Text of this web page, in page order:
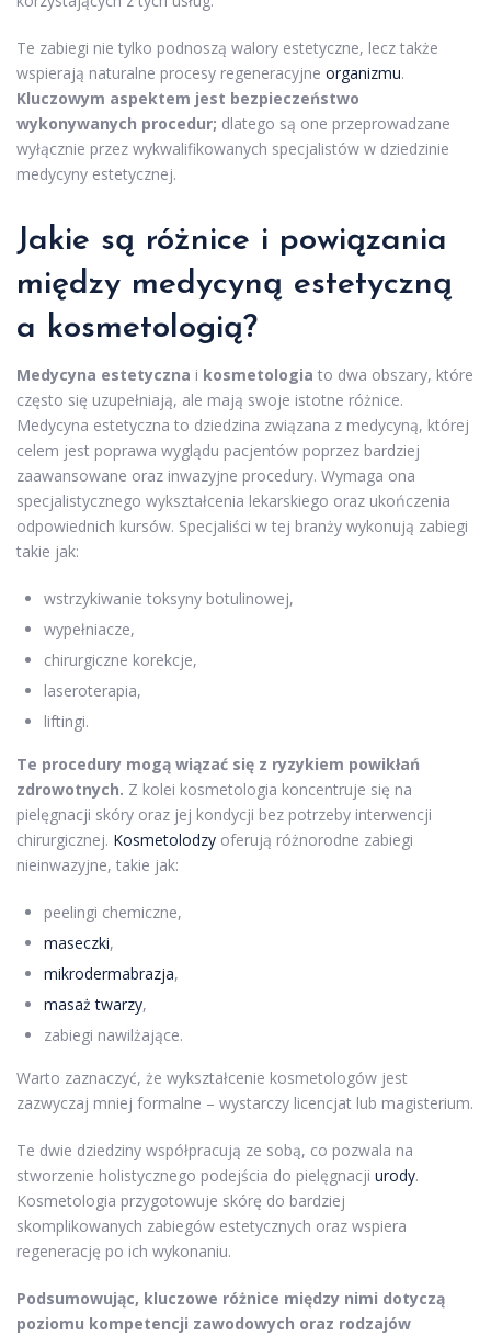
Te zabiegi nie tylko podnoszą walory estetyczne, lecz także
wspierają naturalne procesy regeneracyjne organizmu.
Kluczowym aspektem jest bezpieczeństwo
wykonywanych procedur; dlatego są one przeprowadzane
wyłącznie przez wykwalifikowanych specjalistów w dziedzinie
medycyny estetycznej.
Jakie są różnice i powiązania
między medycyną estetyczną
a kosmetologią?
Medycyna estetyczna i kosmetologia to dwa obszary, które
często się uzupełniają, ale mają swoje istotne różnice.
Medycyna estetyczna to dziedzina związana z medycyną, której
celem jest poprawa wyglądu pacjentów poprzez bardziej
zaawansowane oraz inwazyjne procedury. Wymaga ona
specjalistycznego wykształcenia lekarskiego oraz ukończenia
odpowiednich kursów. Specjaliści w tej branży wykonują zabiegi
takie jak:
wstrzykiwanie toksyny botulinowej,
wypełniacze,
chirurgiczne korekcje,
laseroterapia,
liftingi.
Te procedury mogą wiązać się z ryzykiem powikłań
zdrowotnych. Z kolei kosmetologia koncentruje się na
pielęgnacji skóry oraz jej kondycji bez potrzeby interwencji
chirurgicznej. Kosmetolodzy oferują różnorodne zabiegi
nieinwazyjne, takie jak:
peelingi chemiczne,
maseczki,
mikrodermabrazja,
masaż twarzy,
zabiegi nawilżające.
Warto zaznaczyć, że wykształcenie kosmetologów jest
zazwyczaj mniej formalne – wystarczy licencjat lub magisterium.
Te dwie dziedziny współpracują ze sobą, co pozwala na
stworzenie holistycznego podejścia do pielęgnacji urody.
Kosmetologia przygotowuje skórę do bardziej
skomplikowanych zabiegów estetycznych oraz wspiera
regenerację po ich wykonaniu.
Podsumowując, kluczowe różnice między nimi dotyczą
poziomu kompetencji zawodowych oraz rodzajów